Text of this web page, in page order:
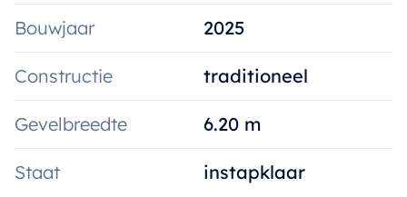
Mail voor een bezoekje en gedetailleerde
info naar kristoff@immoroba.be
Bouwjaar 2025
Constructie traditioneel
Gevelbreedte 6.20 m
Staat instapklaar